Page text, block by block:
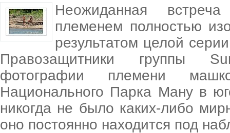
Неожиданная
племенем полностью
результатом целой
Правозащитники группы
фотографии племени
Национального Парка Ману в
никогда не было каких-либо
оно постоянно находится под